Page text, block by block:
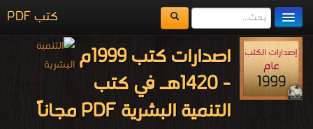
كتب PDF
مكتبة الكتب
المكتبات
يُقرأ حالياً
اصدارات كتب 1999م
- 1420هـ في كتب
التنمية البشرية PDF مجاناً